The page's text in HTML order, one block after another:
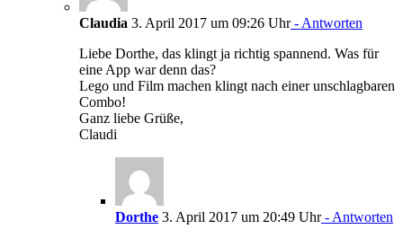
Claudia 3. April 2017 um 09:26 Uhr- Antworten
Liebe Dorthe, das klingt ja richtig spannend. Was für
eine App war denn das?
Lego und Film machen klingt nach einer unschlagbaren
Combo!
Ganz liebe Grüße,
Claudi
Dorthe 3. April 2017 um 20:49 Uhr- Antworten